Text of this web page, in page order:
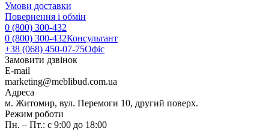
Умови доставки
Повернення і обмін
0 (800) 300-432
0 (800) 300-432Консультант
+38 (068) 450-07-75Офіс
Замовити дзвінок
E-mail
marketing@meblibud.com.ua
Адреса
м. Житомир, вул. Перемоги 10, другий поверх.
Режим роботи
Пн. – Пт.: с 9:00 до 18:00